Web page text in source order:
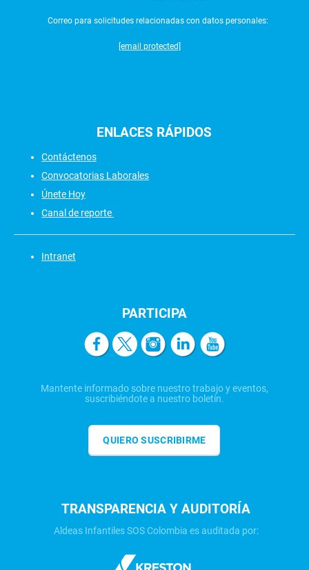
Correo para solicitudes relacionadas con datos personales:
[email protected]
ENLACES RÁPIDOS
Contáctenos
Convocatorias Laborales
Únete Hoy
Canal de reporte
Intranet
PARTICIPA
Mantente informado sobre nuestro trabajo y eventos,
suscribiéndote a nuestro boletín.
QUIERO SUSCRIBIRME
TRANSPARENCIA Y AUDITORÍA
Aldeas Infantiles SOS Colombia es auditada por: